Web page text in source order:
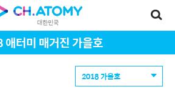
대한민국
터미 매거진 가을호
2018 가을호